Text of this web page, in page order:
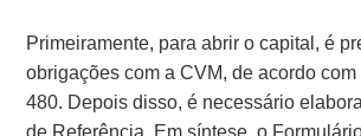
Primeiramente, para abrir o capital, é
obrigações com a CVM, de acordo com
480. Depois disso, é necessário